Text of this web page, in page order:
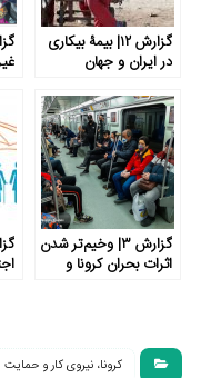
گزارش ۱۲| بیمۀ بیکاری
در ایران و جهان
گزارش ۳| وخیم‌تر شدن
اثرات بحران کرونا و
کرونا، نیروی کار و